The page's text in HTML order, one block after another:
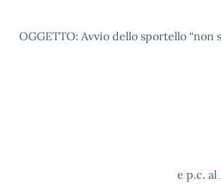
OGGETTO: Avvio dello sportello “non
e p.c. al